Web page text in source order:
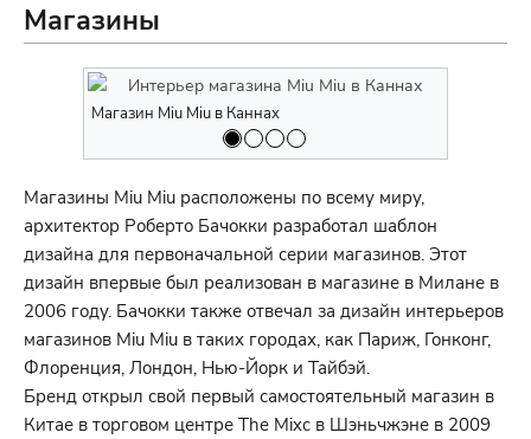
Магазины
Магазин Miu Miu в Каннах
Магазины Miu Miu расположены по всему миру,
архитектор Роберто Бачокки разработал шаблон
дизайна для первоначальной серии магазинов. Этот
дизайн впервые был реализован в магазине в Милане в
2006 году. Бачокки также отвечал за дизайн интерьеров
магазинов Miu Miu в таких городах, как Париж, Гонконг,
Флоренция, Лондон, Нью-Йорк и Тайбэй.
Бренд открыл свой первый самостоятельный магазин в
Китае в торговом центре The Mixc в Шэньчжэне в 2009